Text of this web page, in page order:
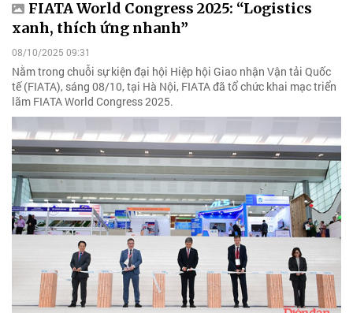
FIATA World Congress 2025: “Logistics
xanh, thích ứng nhanh”
08/10/2025 09:31
Nằm trong chuỗi sự kiện đại hội Hiệp hội Giao nhận Vận tải Quốc
tế (FIATA), sáng 08/10, tại Hà Nội, FIATA đã tổ chức khai mạc triển
lãm FIATA World Congress 2025.